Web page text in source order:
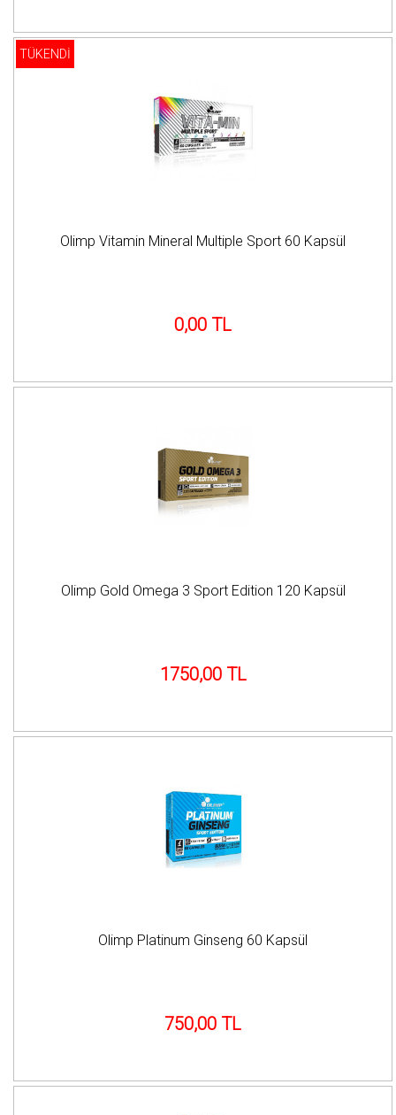
TÜKENDİ
Olimp Vitamin Mineral Multiple Sport 60 Kapsül
0,00 TL
Olimp Gold Omega 3 Sport Edition 120 Kapsül
1750,00 TL
Olimp Platinum Ginseng 60 Kapsül
750,00 TL